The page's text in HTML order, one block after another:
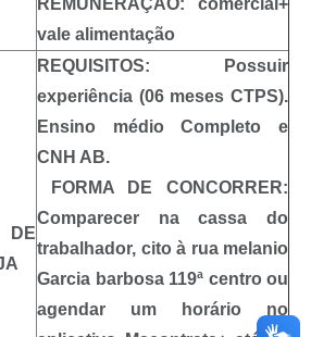
REMUNERAÇÃO: comercial+
vale alimentação
DE
REQUISITOS: Possuir
experiência (06 meses CTPS).
Ensino médio Completo e
CNH AB.
FORMA DE CONCORRER:
Comparecer na cassa do
trabalhador, cito à rua melanio
Garcia barbosa 119ª centro ou
agendar um horário no